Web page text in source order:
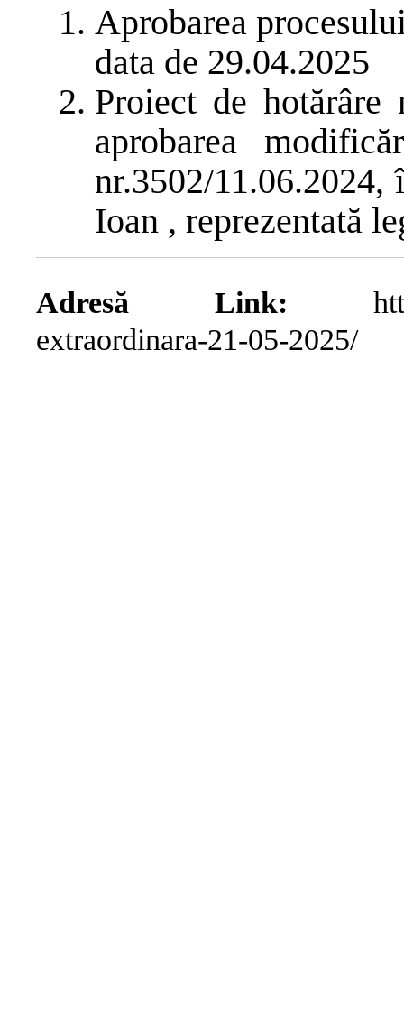
Aprobarea
data de 29.04.2025
Proiect de
aprobarea
nr.3502/
Ioan , reprezentată
Adresă Link:
extraordinara-21-05-2025/